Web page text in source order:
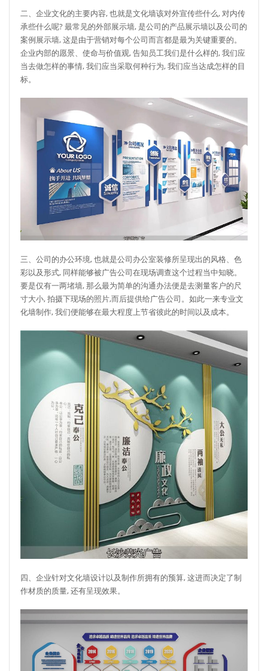
二、企业文化的主要内容, 也就是文化墙该对外宣传些什么, 对内传
承些什么呢? 最常见的外部展示墙, 是公司的产品展示墙以及公司的
案例展示墙, 这是由于营销对每个公司而言都是最为关键重要的。
企业内部的愿景、使命与价值观, 告知员工我们是什么样的, 我们应
当去做怎样的事情, 我们应当采取何种行为, 我们应当达成怎样的目
标。
三、公司的办公环境, 也就是公司办公室装修所呈现出的风格、色
彩以及形式, 同样能够被广告公司在现场调查这个过程当中知晓。
要是仅有一两堵墙, 那么最为简单的沟通办法便是去测量客户的尺
寸大小, 拍摄下现场的照片,而后提供给广告公司。如此一来专业文
化墙制作, 我们便能够在最大程度上节省彼此的时间以及成本。
四、企业针对文化墙设计以及制作所拥有的预算, 这进而决定了制
作材质的质量, 还有呈现效果。